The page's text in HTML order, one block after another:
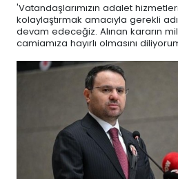
'Vatandaşlarımızın adalet
kolaylaştırmak amacıyla gerekli
devam edeceğiz. Alınan kararın
camiamıza hayırlı olmasını